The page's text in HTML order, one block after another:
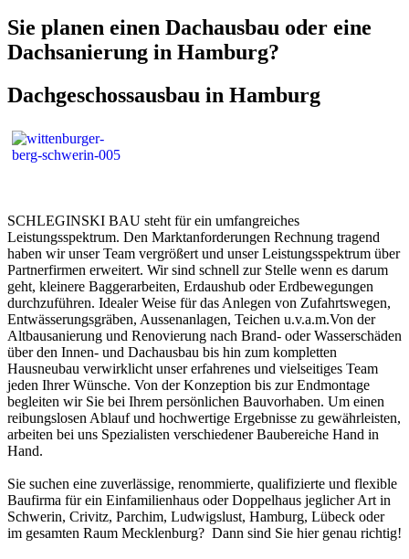
Sie planen einen Dachausbau oder eine
Dachsanierung in Hamburg?
Dachgeschossausbau in Hamburg
SCHLEGINSKI BAU steht für ein umfangreiches
Leistungsspektrum. Den Marktanforderungen Rechnung tragend
haben wir unser Team vergrößert und unser Leistungsspektrum über
Partnerfirmen erweitert. Wir sind schnell zur Stelle wenn es darum
geht, kleinere Baggerarbeiten, Erdaushub oder Erdbewegungen
durchzuführen. Idealer Weise für das Anlegen von Zufahrtswegen,
Entwässerungsgräben, Aussenanlagen, Teichen u.v.a.m.Von der
Altbausanierung und Renovierung nach Brand- oder Wasserschäden
über den Innen- und Dachausbau bis hin zum kompletten
Hausneubau verwirklicht unser erfahrenes und vielseitiges Team
jeden Ihrer Wünsche. Von der Konzeption bis zur Endmontage
begleiten wir Sie bei Ihrem persönlichen Bauvorhaben. Um einen
reibungslosen Ablauf und hochwertige Ergebnisse zu gewährleisten,
arbeiten bei uns Spezialisten verschiedener Baubereiche Hand in
Hand.
Sie suchen eine zuverlässige, renommierte, qualifizierte und flexible
Baufirma für ein Einfamilienhaus oder Doppelhaus jeglicher Art in
Schwerin, Crivitz, Parchim, Ludwigslust, Hamburg, Lübeck oder
im gesamten Raum Mecklenburg? Dann sind Sie hier genau richtig!